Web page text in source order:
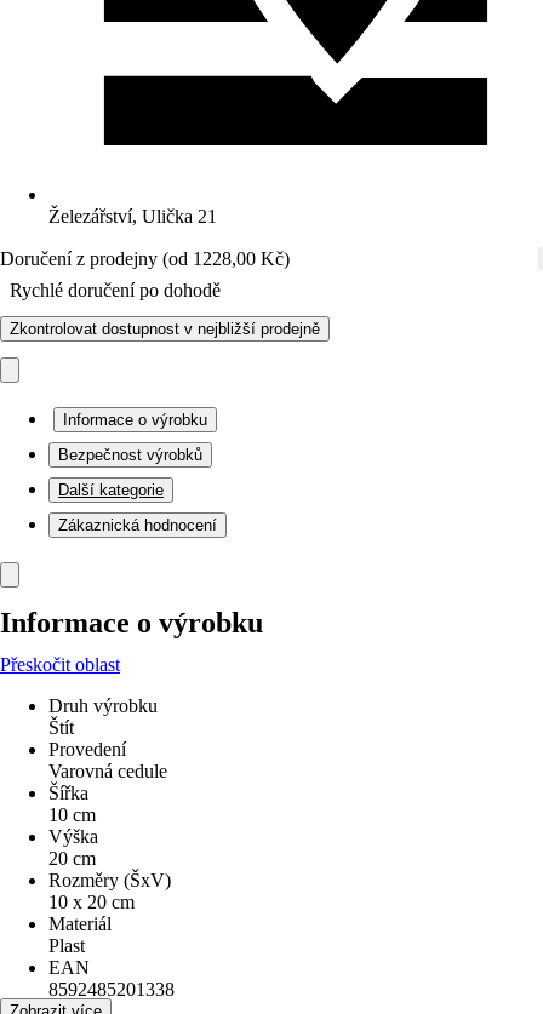
Železářství, Ulička 21
Doručení z prodejny (od 1228,00 Kč)
Rychlé doručení po dohodě
Zkontrolovat dostupnost v nejbližší prodejně
Informace o výrobku
Bezpečnost výrobků
Další kategorie
Zákaznická hodnocení
Informace o výrobku
Přeskočit oblast
Druh výrobku
Štít
Provedení
Varovná cedule
Šířka
10 cm
Výška
20 cm
Rozměry (ŠxV)
10 x 20 cm
Materiál
Plast
EAN
8592485201338